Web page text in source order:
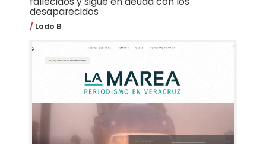
desaparecidos
Lado B